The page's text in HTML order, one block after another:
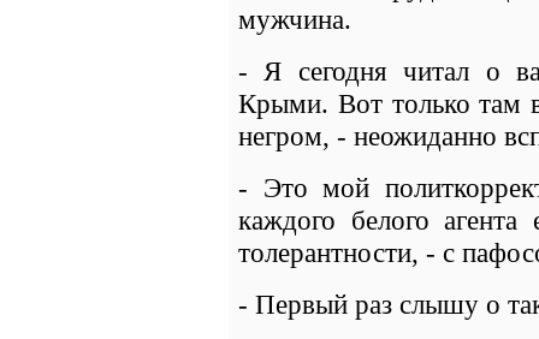
мужчина.
- Я сегодня читал о
Крыми. Вот только там
негром, - неожиданно
- Это мой
каждого белого
толерантности, - с
- Первый раз слышу о